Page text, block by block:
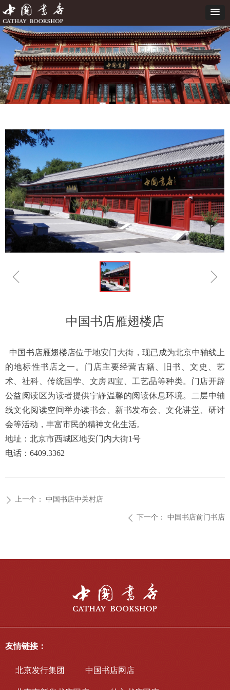
ꁆ ꁇ
ꄴ 下一个： 中国书店前门书店
ꄲ 上一个： 中国书店中关村店
中国书店雁翅楼店
中国书店雁翅楼店位于地安门大街，现已成为北京中轴线上
的地标性书店之一。门店主要经营古籍、旧书、文史、艺
术、社科、传统国学、文房四宝、工艺品等种类。门店开辟
公益阅读区为读者提供宁静温馨的阅读休息环境。二层中轴
线文化阅读空间举办读书会、新书发布会、文化讲堂、研讨
会等活动，丰富市民的精神文化生活。
地址：北京市西城区地安门内大街1号
电话： 6409.3362
友情链接：
北京发行集团 中国书店网店